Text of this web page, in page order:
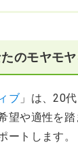
のモヤモ
ブ 」は、20
望や適性を
ートします。